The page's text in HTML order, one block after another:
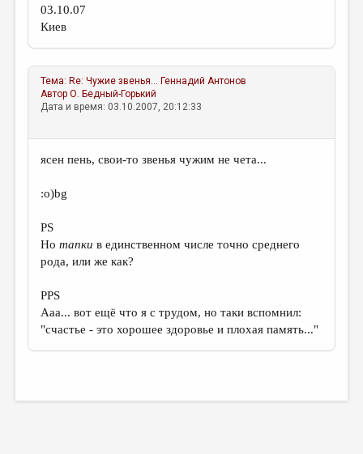
03.10.07
Киев
Тема: Re: Чужие звенья... Геннадий Антонов
АвторО. Бедный-Горький
Дата и время: 03.10.2007, 20:12:33
ясен пень, свои-то звенья чужим не чета...
:о)bg
PS
Нотапки в единственном числе точно среднего
рода, или же как?
PPS
Ааа... вот ещё что я с трудом, но таки вспомнил:
"счастье - это хорошее здоровье и плохая память..."